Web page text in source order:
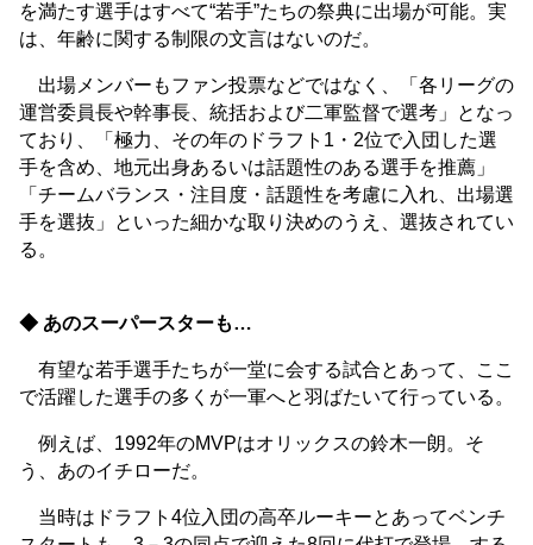
を満たす選手はすべて“若手”たちの祭典に出場が可能。実
は、年齢に関する制限の文言はないのだ。
出場メンバーもファン投票などではなく、「各リーグの
運営委員長や幹事長、統括および二軍監督で選考」となっ
ており、「極力、その年のドラフト1・2位で入団した選
手を含め、地元出身あるいは話題性のある選手を推薦」
「チームバランス・注目度・話題性を考慮に入れ、出場選
手を選抜」といった細かな取り決めのうえ、選抜されてい
る。
◆ あのスーパースターも…
有望な若手選手たちが一堂に会する試合とあって、ここ
で活躍した選手の多くが一軍へと羽ばたいて行っている。
例えば、1992年のMVPはオリックスの鈴木一朗。そ
う、あのイチローだ。
当時はドラフト4位入団の高卒ルーキーとあってベンチ